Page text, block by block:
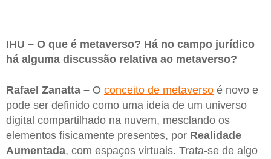
IHU – O que é metaverso? Há no campo jurídico
há alguma discussão relativa ao metaverso?
Rafael Zanatta – O conceito de metaverso é novo e
pode ser definido como uma ideia de um universo
digital compartilhado na nuvem, mesclando os
elementos fisicamente presentes, por Realidade
Aumentada, com espaços virtuais. Trata-se de algo